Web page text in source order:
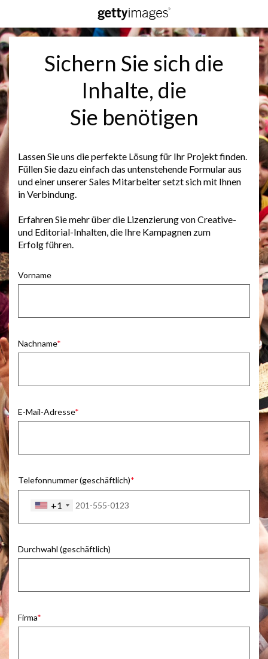
Sichern Sie sich die
Inhalte, die
Sie benötigen
Lassen Sie uns die perfekte Lösung für Ihr Projekt finden.
Füllen Sie dazu einfach das untenstehende Formular aus
und einer unserer Sales Mitarbeiter setzt sich mit Ihnen
in Verbindung.
Erfahren Sie mehr über die Lizenzierung von Creative-
und Editorial-Inhalten, die Ihre Kampagnen zum
Erfolg führen.
Vorname
Nachname
E-Mail-Adresse
Telefonnummer (geschäftlich)
+1
Durchwahl (geschäftlich)
Firma